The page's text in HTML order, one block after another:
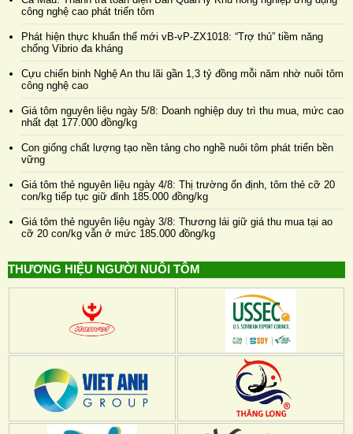
công nghệ cao phát triển tôm
Phát hiện thực khuẩn thể mới vB-vP-ZX1018: “Trợ thủ” tiềm năng
chống Vibrio đa kháng
Cựu chiến binh Nghệ An thu lãi gần 1,3 tỷ đồng mỗi năm nhờ nuôi tôm
công nghệ cao
Giá tôm nguyên liệu ngày 5/8: Doanh nghiệp duy trì thu mua, mức cao
nhất đạt 177.000 đồng/kg
Con giống chất lượng tạo nền tảng cho nghề nuôi tôm phát triển bền
vững
Giá tôm thẻ nguyên liệu ngày 4/8: Thị trường ổn định, tôm thẻ cỡ 20
con/kg tiếp tục giữ đỉnh 185.000 đồng/kg
Giá tôm thẻ nguyên liệu ngày 3/8: Thương lái giữ giá thu mua tại ao
cỡ 20 con/kg vẫn ở mức 185.000 đồng/kg
THƯƠNG HIỆU NGƯỜI NUÔI TÔM